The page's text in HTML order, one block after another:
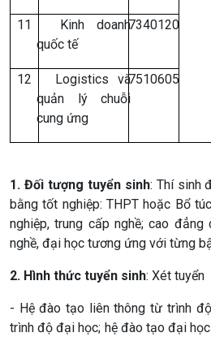
11
Kinh doanh
quốc tế
7340120
12
Logistics và
quản lý chuỗi
cung ứng
7510605
1. Đối tượng tuyển sinh: Thí sinh
bằng tốt nghiệp: THPT hoặc Bổ
nghiệp, trung cấp nghề; cao đẳng
nghề, đại học tương ứng với từng
2. Hình thức tuyển sinh: Xét tuyển
- Hệ đào tạo liên thông từ trình
trình độ đại học; hệ đào tạo đại